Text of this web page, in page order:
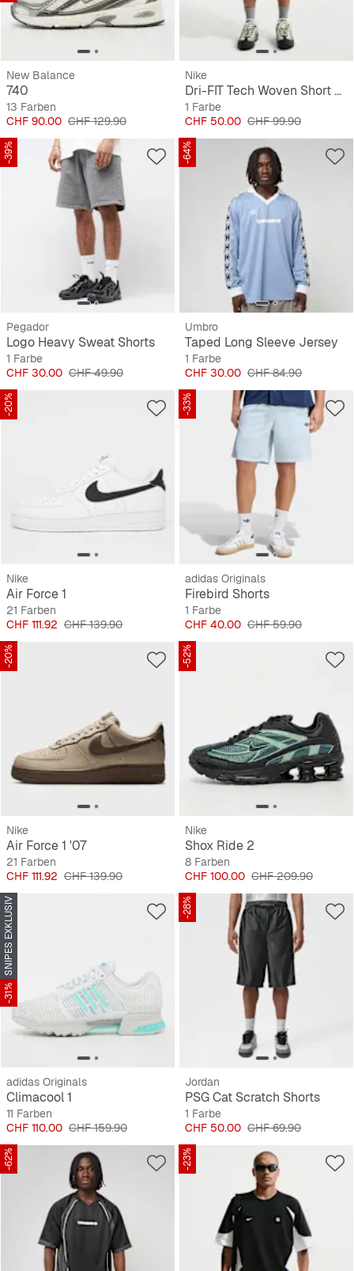
New Balance
740
13 Farben
Preis
CHF 90.00 Originalpreis
CHF 129.90
Nike
Dri-FIT Tech Woven Short All Over Print
1 Farbe
Preis
CHF 50.00 Originalpreis
CHF 99.90
-39%
Pegador
Logo Heavy Sweat Shorts
1 Farbe
Preis
CHF 30.00 Originalpreis
CHF 49.90
-64%
Umbro
Taped Long Sleeve Jersey
1 Farbe
Preis
CHF 30.00 Originalpreis
CHF 84.90
-20%
Nike
Air Force 1
21 Farben
Preis
CHF 111.92 Originalpreis
CHF 139.90
-33%
adidas Originals
Firebird Shorts
1 Farbe
Preis
CHF 40.00 Originalpreis
CHF 59.90
-20%
Nike
Air Force 1 '07
21 Farben
Preis
CHF 111.92 Originalpreis
CHF 139.90
-52%
Nike
Shox Ride 2
8 Farben
Preis
CHF 100.00 Originalpreis
CHF 209.90
SNIPES EXKLUSIV
-31%
adidas Originals
Climacool 1
11 Farben
Preis
CHF 110.00 Originalpreis
CHF 159.90
-28%
Jordan
PSG Cat Scratch Shorts
1 Farbe
Preis
CHF 50.00 Originalpreis
CHF 69.90
-62% -23%